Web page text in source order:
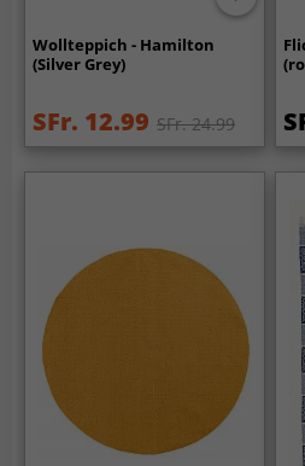
Wollteppich - Hamilton
(Silver Grey)
SFr. 12.99 SFr. 24.99